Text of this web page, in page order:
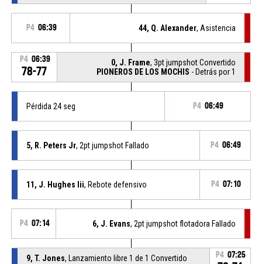
P4 06:39 44, Q. Alexander, Asistencia
P4 06:39
78-77
0, J. Frame, 3pt jumpshot Convertido
PIONEROS DE LOS MOCHIS - Detrás por 1
Pérdida 24 seg P4 06:49
5, R. Peters Jr, 2pt jumpshot Fallado P4 06:49
11, J. Hughes Iii, Rebote defensivo P4 07:10
P4 07:14 6, J. Evans, 2pt jumpshot flotadora Fallado
9, T. Jones, Lanzamiento libre 1 de 1 Convertido
P4 07:25